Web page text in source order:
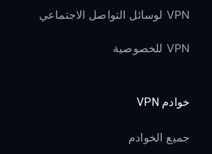
VPN لوسائل التواصل الاجتماعي
VPN للخصوصية
خوادم VPN
جميع الخوادم